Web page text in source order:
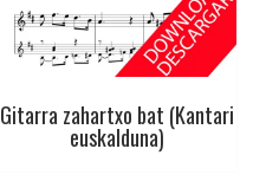
Gitarra zahartxo bat (Kantari
euskalduna)